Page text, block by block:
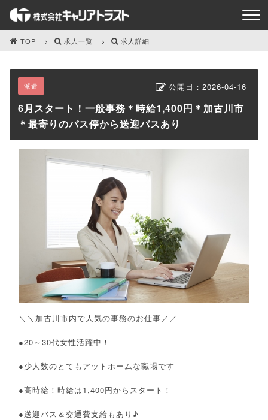
TOP 求人一覧 求人詳細
公開日：2026-04-16
派遣
6月スタート！一般事務＊時給1,400円＊加古川市
＊最寄りのバス停から送迎バスあり
＼＼加古川市内で人気の事務のお仕事／／
●20～30代女性活躍中！
●少人数のとてもアットホームな職場です
●高時給！時給は1,400円からスタート！
●送迎バス＆交通費支給もあり♪